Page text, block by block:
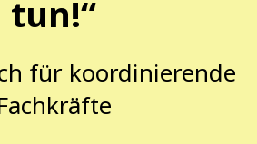
tun!“
für koordinierende